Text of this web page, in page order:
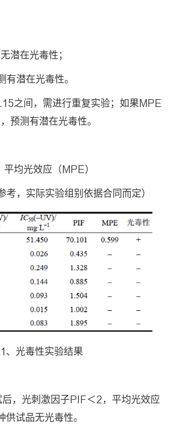
潜在光毒性；
潜在光毒性。
之间，需进行重复实验；如果MPE
预测有潜在光毒性。
均光效应（MPE）
考，实际实验组别依据合同而定）
、光毒性实验结果
，光刺激因子PIF＜2，平均光效应
试品无光毒性。